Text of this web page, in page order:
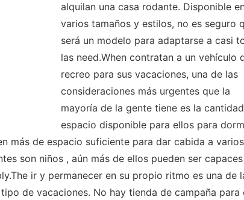
alquilan una casa rodante. Disponible
varios tamaños y estilos, no es seguro
será un modelo para adaptarse a casi
las need.When contratan a un vehículo
recreo para sus vacaciones, una de las
consideraciones más urgentes que la
mayoría de la gente tiene es la
espacio disponible para ellos para
más de espacio suficiente para dar cabida a varios
son niños , aún más de ellos pueden ser
ir y permanecer en su propio ritmo es una de
de vacaciones. No hay tienda de campaña para